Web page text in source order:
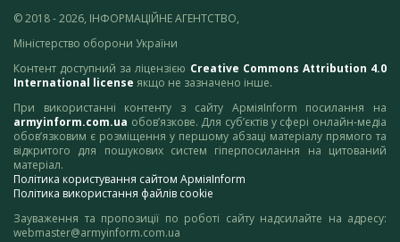
© 2018 - 2026, ІНФОРМАЦІЙНЕ АГЕНТСТВО,
Міністерство оборони України
Контент доступний за ліцензією Creative Commons Attribution 4.0
International license якщо не зазначено інше.
При використанні контенту з сайту АрміяInform посилання на
armyinform.com.ua обов’язкове. Для суб’єктів у сфері онлайн-медіа
обов’язковим є розміщення у першому абзаці матеріалу прямого та
відкритого для пошукових систем гіперпосилання на цитований
матеріал.
Політика користування сайтом АрміяInform
Політика використання файлів cookie
Зауваження та пропозиції по роботі сайту надсилайте на адресу:
webmaster@armyinform.com.ua